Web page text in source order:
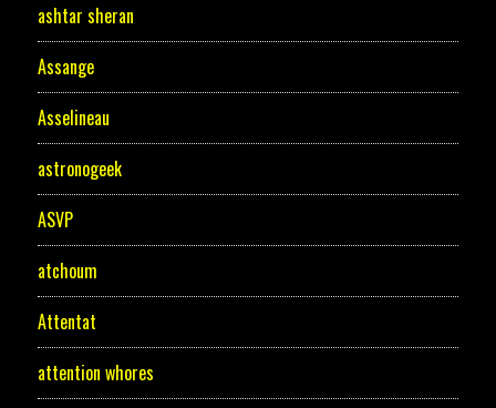
ashtar sheran
Assange
Asselineau
astronogeek
ASVP
atchoum
Attentat
attention whores